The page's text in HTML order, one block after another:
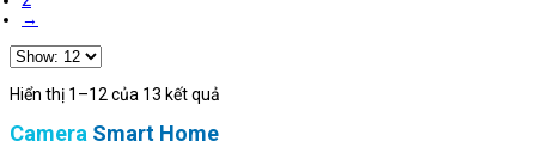
→
Hiển thị 1–12 của 13 kết quả
Camera Smart Home